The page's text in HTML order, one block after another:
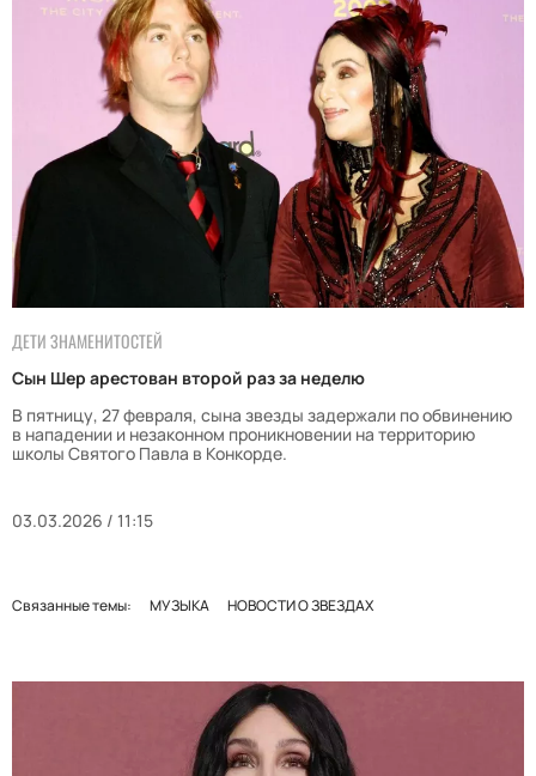
ДЕТИ ЗНАМЕНИТОСТЕЙ
Сын Шер арестован второй раз за неделю
В пятницу, 27 февраля, сына звезды задержали по обвинению
в нападении и незаконном проникновении на территорию
школы Святого Павла в Конкорде.
03.03.2026 / 11:15
Связанные темы: МУЗЫКА НОВОСТИ О ЗВЕЗДАХ